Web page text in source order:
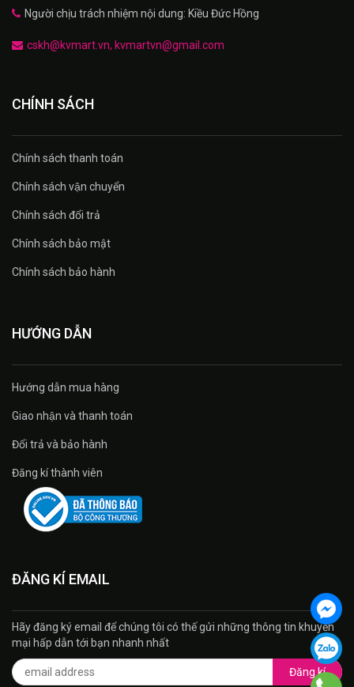
Người chịu trách nhiệm nội dung: Kiều Đức Hồng
cskh@kvmart.vn, kvmartvn@gmail.com
CHÍNH SÁCH
Chính sách thanh toán
Chính sách vận chuyển
Chính sách đổi trả
Chính sách bảo mật
Chính sách bảo hành
HƯỚNG DẪN
Hướng dẫn mua hàng
Giao nhận và thanh toán
Đổi trả và bảo hành
Đăng kí thành viên
ĐĂNG KÍ EMAIL
Hãy đăng ký email để chúng tôi có thế gửi những thông tin khuyến
mại hấp dẫn tới bạn nhanh nhất
Đăng kí